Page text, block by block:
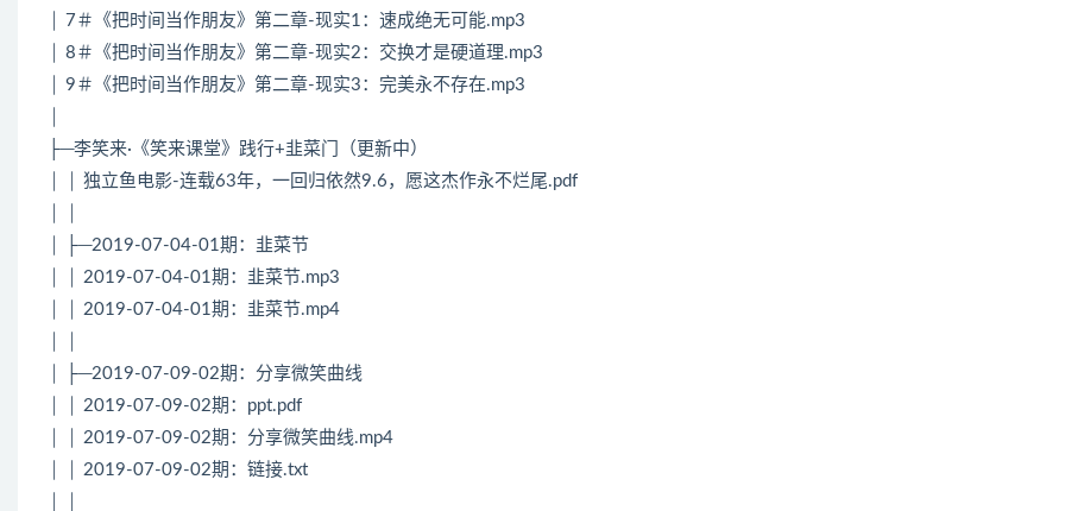
│ 7＃《把时间当作朋友》第二章-现实1：速成绝无可能.mp3
│ 8＃《把时间当作朋友》第二章-现实2：交换才是硬道理.mp3
│ 9＃《把时间当作朋友》第二章-现实3：完美永不存在.mp3
├─李笑来·《笑来课堂》践行+韭菜门（更新中）
│ │ 独立鱼电影-连载63年，一回归依然9.6，愿这杰作永不烂尾.pdf
│ ├─2019-07-04-01期：韭菜节
│ │ 2019-07-04-01期：韭菜节.mp3
│ │ 2019-07-04-01期：韭菜节.mp4
│ ├─2019-07-09-02期：分享微笑曲线
│ │ 2019-07-09-02期：ppt.pdf
│ │ 2019-07-09-02期：分享微笑曲线.mp4
│ │ 2019-07-09-02期：链接.txt